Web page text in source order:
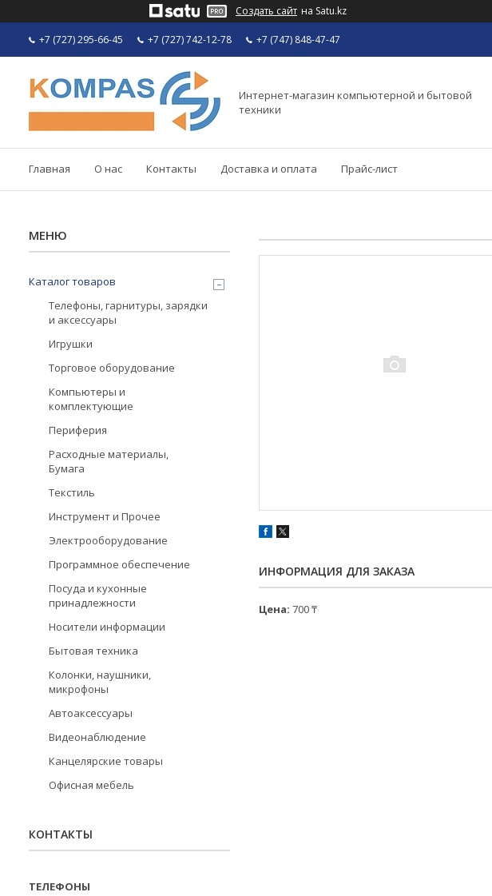
Создать сайт на Satu.kz
+7 (727) 295-66-45 +7 (727) 742-12-78 +7 (747) 848-47-47
Интернет-магазин компьютерной и бытовой
техники
Главная О нас Контакты Доставка и оплата Прайс-лист
ИНФОРМАЦИЯ ДЛЯ ЗАКАЗА
Цена: 700 ₸
Каталог товаров
Телефоны, гарнитуры, зарядки
и аксессуары
Игрушки
Торговое оборудование
Компьютеры и
комплектующие
Периферия
Расходные материалы,
Бумага
Текстиль
Инструмент и Прочее
Электрооборудование
Программное обеспечение
Посуда и кухонные
принадлежности
Носители информации
Бытовая техника
Колонки, наушники,
микрофоны
Автоаксессуары
Видеонаблюдение
Канцелярские товары
Офисная мебель
КОНТАКТЫ